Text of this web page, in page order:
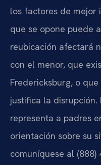
los factores de mejor
que se opone puede
reubicación afectará
con el menor, que
Fredericksburg, o
justifica la disrupción.
representa a padres
orientación sobre su
comuníquese al (888)